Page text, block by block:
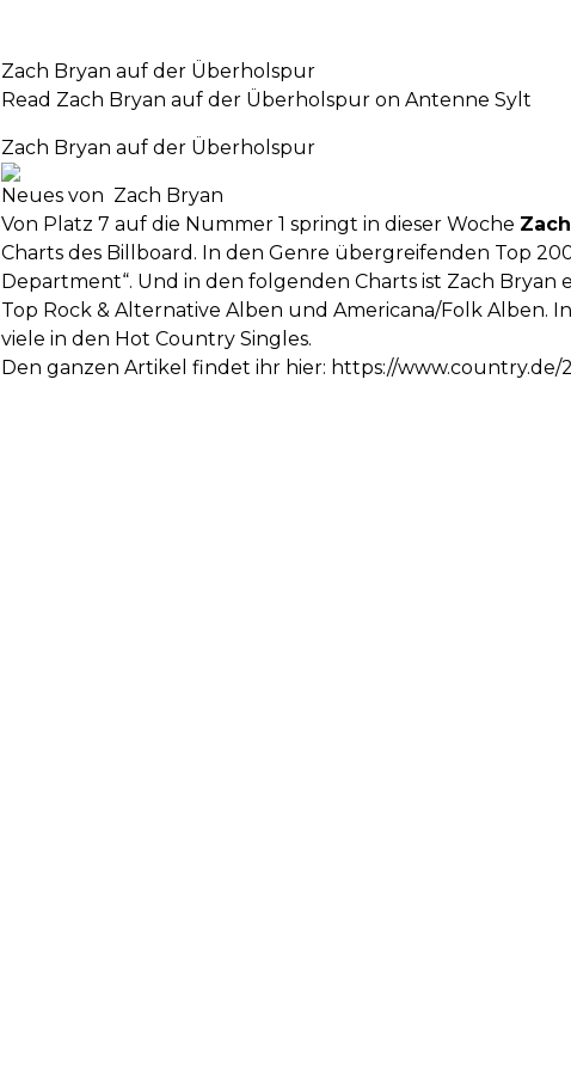
Zach Bryan auf der Überholspur
Read Zach Bryan auf der Überholspur on Antenne Sylt
Zach Bryan auf der Überholspur
Neues von Zach Bryan
Von Platz 7 auf die Nummer 1 springt in dieser Woche
Charts des Billboard. In den Genre übergreifenden Top
Department“. Und in den folgenden Charts ist Zach Bryan
Top Rock & Alternative Alben und Americana/Folk Alben.
viele in den Hot Country Singles.
Den ganzen Artikel findet ihr hier: https://